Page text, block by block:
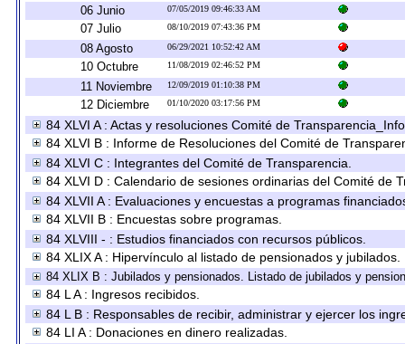
06 Junio 07/05/2019 09:46:33 AM
07 Julio 08/10/2019 07:43:36 PM
08 Agosto 06/29/2021 10:52:42 AM
10 Octubre 11/08/2019 02:46:52 PM
11 Noviembre 12/09/2019 01:10:38 PM
12 Diciembre 01/10/2020 03:17:56 PM
84 XLVI A : Actas y resoluciones Comité de
84 XLVI B : Informe de Resoluciones del Comité de
84 XLVI C : Integrantes del Comité de Transparencia.
84 XLVI D : Calendario de sesiones ordinarias del Comité de
84 XLVII A : Evaluaciones y encuestas a programas
84 XLVII B : Encuestas sobre programas.
84 XLVIII - : Estudios financiados con recursos públicos.
84 XLIX A : Hipervínculo al listado de pensionados y jubilados.
84 XLIX B : Jubilados y pensionados. Listado de jubilados y
84 L A : Ingresos recibidos.
84 L B : Responsables de recibir, administrar y ejercer los
84 LI A : Donaciones en dinero realizadas.